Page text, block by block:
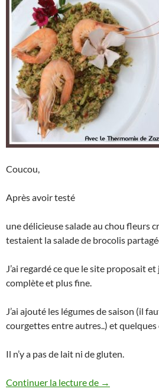
Coucou,
Après avoir testé
une délicieuse salade au chou fleurs
testaient la salade de brocolis
J’ai regardé ce que le site proposait
complète et plus fine.
J’ai ajouté les légumes de saison (il
courgettes entre autres..) et quelques
Il n’y a pas de lait ni de gluten.
Continuer la lecture de Taboulé de
→